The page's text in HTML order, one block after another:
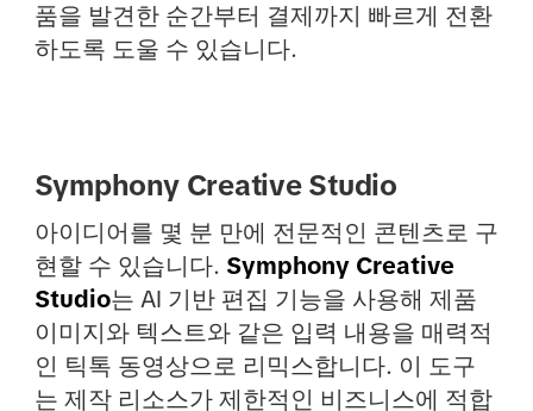
품을 발견한 순간부터 결제까지 빠르게 전환
하도록 도울 수 있습니다.
Symphony Creative Studio
아이디어를 몇 분 만에 전문적인 콘텐츠로 구
현할 수 있습니다. Symphony Creative
Studio는 AI 기반 편집 기능을 사용해 제품
이미지와 텍스트와 같은 입력 내용을 매력적
인 틱톡 동영상으로 리믹스합니다. 이 도구
는 제작 리소스가 제한적인 비즈니스에 적합